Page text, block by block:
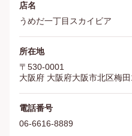
店名
うめだ一丁目スカイビア
所在地
〒 530-0001
大阪府 大阪府大阪市北区梅
電話番号
06-6616-8889